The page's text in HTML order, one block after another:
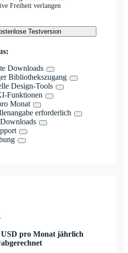
Freiheit verlangen
Testversion
Downloads
Bibliothekszugang
Design-Tools
Funktionen
Monat
erforderlich
USD pro Monat jährlich
abgerechnet